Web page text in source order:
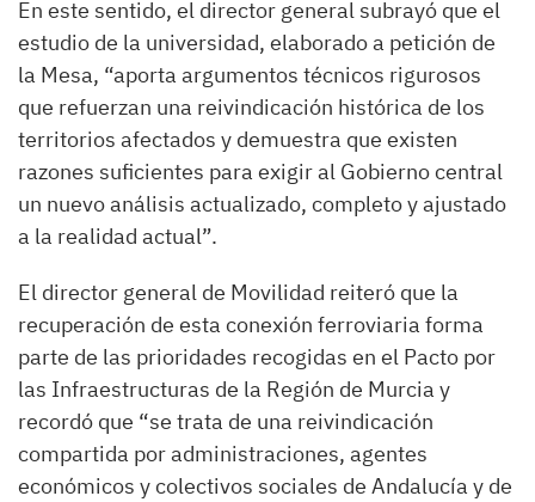
En este sentido, el director general subrayó que el
estudio de la universidad, elaborado a petición de
la Mesa, “aporta argumentos técnicos rigurosos
que refuerzan una reivindicación histórica de los
territorios afectados y demuestra que existen
razones suficientes para exigir al Gobierno central
un nuevo análisis actualizado, completo y ajustado
a la realidad actual”.
El director general de Movilidad reiteró que la
recuperación de esta conexión ferroviaria forma
parte de las prioridades recogidas en el Pacto por
las Infraestructuras de la Región de Murcia y
recordó que “se trata de una reivindicación
compartida por administraciones, agentes
económicos y colectivos sociales de Andalucía y de